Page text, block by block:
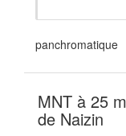
panchromatique
MNT à 25
de Naizin